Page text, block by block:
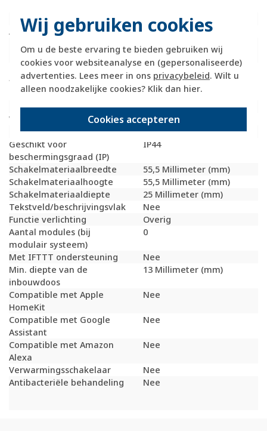
Wij gebruiken cookies
Om u de beste ervaring te bieden gebruiken wij
cookies voor websiteanalyse en (gepersonaliseerde)
advertenties. Lees meer in ons privacybeleid. Wilt u
alleen noodzakelijke cookies? Klik dan hier.
Cookies accepteren
Type schakeling
Wisselschakelaar
Aantal wippen
RAL-nummer
(vergelijkbaar)
7021
Schakelstroom voor
fluorescentielampen
10 Schakelstroom voor
fluorescentielampen
(AX)
Drukvlakschakelaar
Nee
Wasmachineschakelaar
Nee
Uitvoering oppervlakte
Mat
Geschikt voor
beschermingsgraad (IP)
IP44
Schakelmateriaalbreedte
55,5 Millimeter (mm)
Schakelmateriaalhoogte
55,5 Millimeter (mm)
Schakelmateriaaldiepte
25 Millimeter (mm)
Tekstveld/beschrijvingsvlak
Nee
Functie verlichting
Overig
Aantal modules (bij
modulair systeem)
0
Met IFTTT ondersteuning
Nee
Min. diepte van de
inbouwdoos
13 Millimeter (mm)
Compatible met Apple
HomeKit
Nee
Compatible met Google
Assistant
Nee
Compatible met Amazon
Alexa
Nee
Verwarmingsschakelaar
Nee
Antibacteriële behandeling
Nee